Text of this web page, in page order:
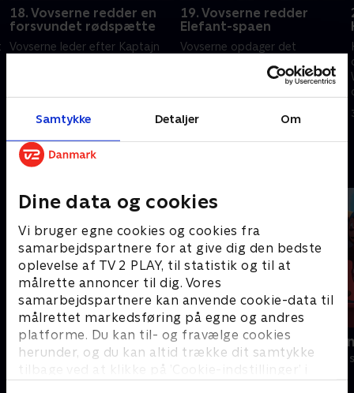
Samtykke Detaljer Om
Dine data og cookies
Vi bruger egne cookies og cookies fra
samarbejdspartnere for at give dig den bedste
oplevelse af TV 2 PLAY, til statistik og til at
målrette annoncer til dig. Vores
samarbejdspartnere kan anvende cookie-data til
målrettet markedsføring på egne og andres
platforme. Du kan til- og fravælge cookies
herunder, og du kan altid trække dit samtykke
tilbage ved at klikke på ’Cookie-indstillinger’ i
18. Vovserne redder en
forsvundet rødspætte
Vovserne leder efter Kaptajn
30. september 2024 • 22 min
19. Vovserne redder
Elefant-spaen
Vovserne opdager det
Otis' guldjagt går galt
30. september 2024 • 22 min
Andre så også
Gurli Gris
Børneserier • 4 sæsoner
Rasmus
Børneserier • 3